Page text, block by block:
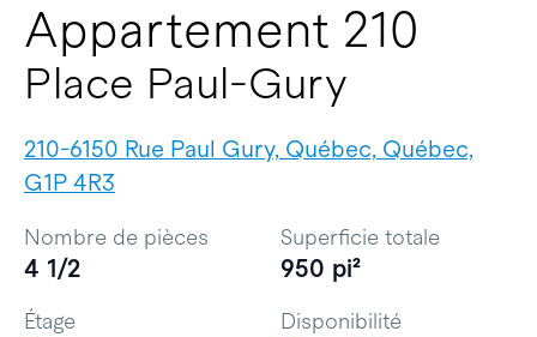
Appartement 210
Place Paul-Gury
210-6150 Rue Paul Gury, Québec, Québec,
G1P 4R3
Nombre de pièces
4 1/2
Superficie totale
950 pi²
Étage Disponibilité